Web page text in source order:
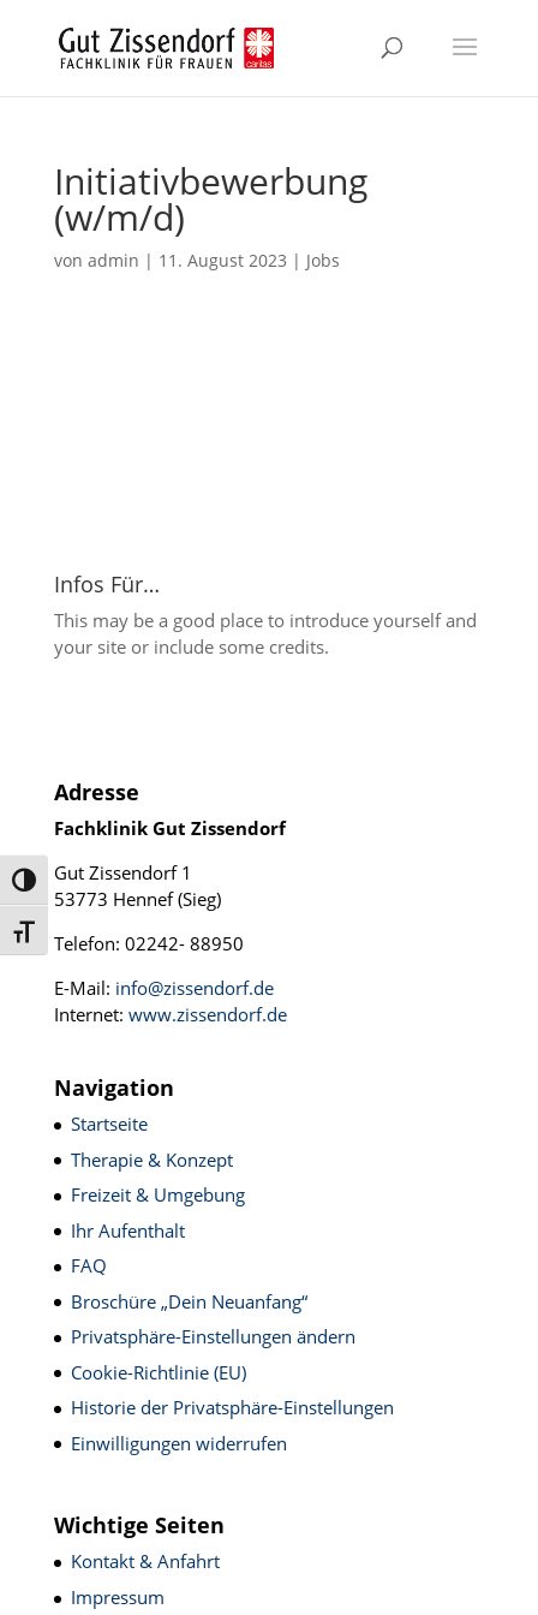
springen
Umschalten auf hohe Kontraste
Schrift vergrößern
Initiativbewerbung
(w/m/d)
von admin | 11. August 2023 | Jobs
Infos Für…
This may be a good place to introduce yourself and
your site or include some credits.
Adresse
Fachklinik Gut Zissendorf
Gut Zissendorf 1
53773 Hennef (Sieg)
Telefon: 02242- 88950
E-Mail: info@zissendorf.de
Internet: www.zissendorf.de
Navigation
Startseite
Therapie & Konzept
Freizeit & Umgebung
Ihr Aufenthalt
FAQ
Broschüre „Dein Neuanfang“
Privatsphäre-Einstellungen ändern
Cookie-Richtlinie (EU)
Historie der Privatsphäre-Einstellungen
Einwilligungen widerrufen
Wichtige Seiten
Kontakt & Anfahrt
Impressum